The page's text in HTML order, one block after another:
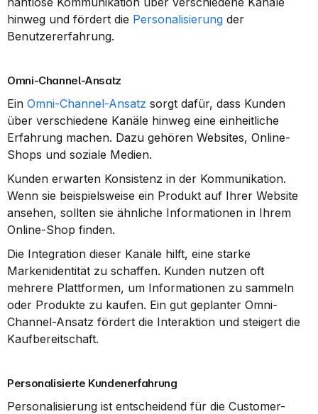
hinweg und fördert die Personalisierung der
Benutzererfahrung.
Omni-Channel-Ansatz
Ein Omni-Channel-Ansatz sorgt dafür, dass Kunden
über verschiedene Kanäle hinweg eine einheitliche
Erfahrung machen. Dazu gehören Websites, Online-
Shops und soziale Medien.
Kunden erwarten Konsistenz in der Kommunikation.
Wenn sie beispielsweise ein Produkt auf Ihrer Website
ansehen, sollten sie ähnliche Informationen in Ihrem
Online-Shop finden.
Die Integration dieser Kanäle hilft, eine starke
Markenidentität zu schaffen. Kunden nutzen oft
mehrere Plattformen, um Informationen zu sammeln
oder Produkte zu kaufen. Ein gut geplanter Omni-
Channel-Ansatz fördert die Interaktion und steigert die
Kaufbereitschaft.
Personalisierte Kundenerfahrung
Personalisierung ist entscheidend für die Customer-